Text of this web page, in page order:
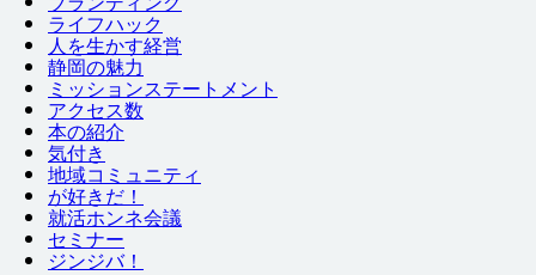
ライフハック
人を生かす経営
静岡の魅力
ミッションステートメント
アクセス数
本の紹介
気付き
地域コミュニティ
が好きだ！
就活ホンネ会議
セミナー
ジンジバ！